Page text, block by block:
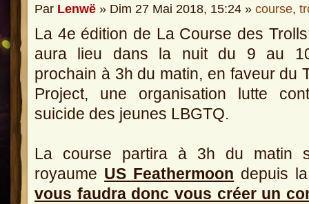
Par Lenwë » Dim 27 Mai 2018, 15:24 » course,
La 4e édition de La Course des
aura lieu dans la nuit du 9 au
prochain à 3h du matin, en faveur du
Project, une organisation lutte
suicide des jeunes LBGTQ.
La course partira à 3h du matin
royaume US Feathermoon depuis
vous faudra donc vous créer un